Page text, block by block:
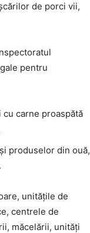
de porci vii,
pentru
carne proaspătă
produselor din ouă,
unităţile de
centrele de
măcelării, unităţi